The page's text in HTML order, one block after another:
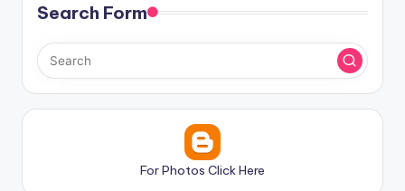
Search Form
For Photos Click Here